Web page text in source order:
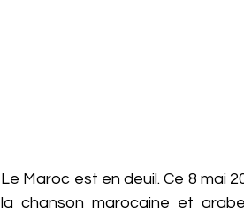
Le Maroc est en deuil. Ce 8 mai
la chanson marocaine et